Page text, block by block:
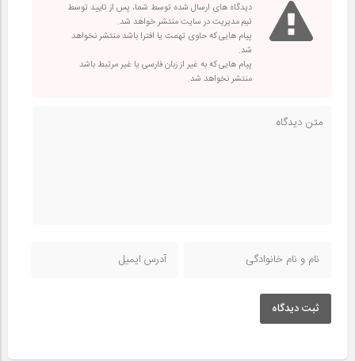
دیدگاه های ارسال شده توسط شما، پس از تایید توسط
تیم مدیریت در سایت منتشر خواهد شد.
پیام هایی که حاوی تهمت یا افترا باشد منتشر نخواهد
شد.
پیام هایی که به غیر از زبان فارسی یا غیر مرتبط باشد
منتشر نخواهد شد.
ثبت دیدگاه